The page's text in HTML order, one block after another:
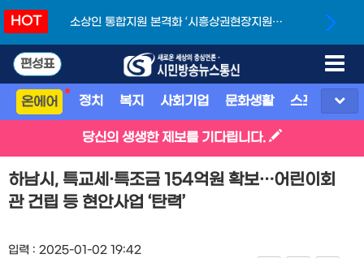
HOT
소상인 통합지원 본격화 ‘시흥상권현장지원단’
편성표
온에어 정치 복지 사회기업 문화생활 스포츠 지
당신의 생생한 제보를 기다립니다.
하남시, 특교세·특조금 154억원 확보…어린이회
관 건립 등 현안사업 ‘탄력’
입력 : 2025-01-02 19:42